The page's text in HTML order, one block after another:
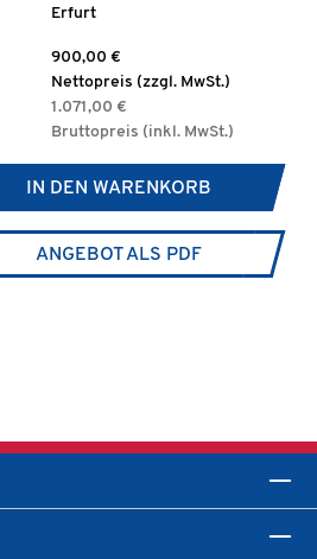
Erfurt
900,00 €
Nettopreis (zzgl. MwSt.)
1.071,00 €
Bruttopreis (inkl. MwSt.)
IN DEN WARENKORB
ANGEBOT ALS PDF